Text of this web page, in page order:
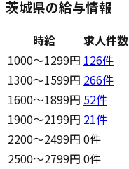
茨城県の給与情報
時給
求人件数
1000〜1299円 126件
1300〜1599円 266件
1600〜1899円 52件
1900〜2199円 21件
2200〜2499円 0件
2500〜2799円 0件